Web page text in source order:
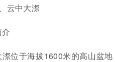
云中大漈
漈位于海拔1600米的高山盆